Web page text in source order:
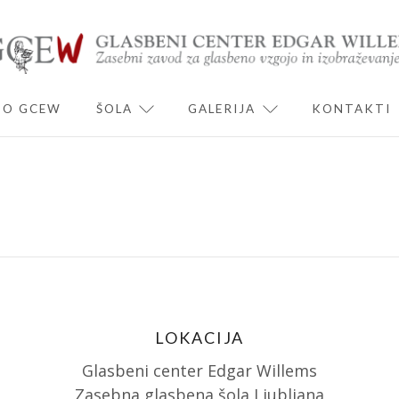
CHILD MENU
O GCEW ŠOLA EXPAND CHILD MENU
GALERIJA EXPAND CHILD
KONTAKTI
LOKACIJA
Glasbeni center Edgar Willems
Zasebna glasbena šola Ljubljana